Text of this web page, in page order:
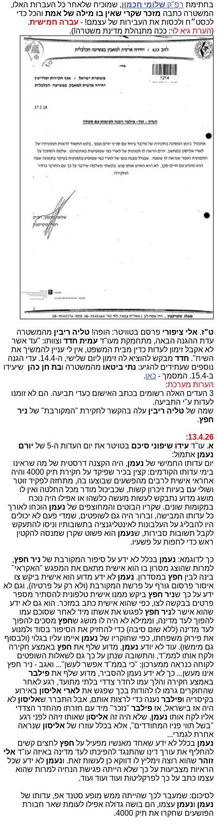
בחתימת רפ"ק שלומי חכמון, שמוכיח שלאחר כל העברות האלו,
המשטרה כתבה מזכר שקרי שאין בו מילה של אמת והכל כדי
לכסט״ח ולכסות את העבירות של עצמם! - עברה חמישית.
(הערת גיא לוי: ככה מתנהלת מדינת משטרה!).
ט"ז. אלי ציפורי פרסם בטוויטר: הופה! טליה ריבין מהמשטרה
עדת ההגנה הבאה, מתחמקת מעו"ד עמית חדד וצוותו: "עד אשר
לא אקבל זימון לעדות כדין מבית המשפט, אין לי עניין להמשיך את
השיח". חדד
מבקש להוציא לה זימון ליום שלישי, ה-14.4. עדי הגנה
נוספים שעתידים להגיע: נתי ביטאו מהמשטרה ובת חן כהן שיעידו
ב-15.4. המסמך -
כאן.
הערות מערכת:
3 העדים האלה רשומים בכתב האישום כעדי תביעה. הם לא זומנו
לעדות ע"י התביעה.
שמה של טליה ריבין עלה בהקשר לחקירת "המקורבת" של ניר
חפץ.
13.4.26
:
א. עו"ד עידו שיפוני סיכם בטויטר את יום העדות ה-5 של
יורם
נעמן אתמול:
יום עדותו החמישי של נעמן, היה הקצנה דרסטית של מה שראינו
בימי עדותו הקודמים: קצין בכיר שפיקד על חקירת תיק 4000 והיה
אחראי אישית לרבים מהפשעים שבוצעו בה, מתחזה לפקיד זוטר
ושולי עם בעיות זיכרון קשות, שכביכול מודר מכל החלטה ואין לו
מושג מדוע נתבקש לעשות מעשה כלשהו או אפילו היה נוכח
במקומות שונים. שקריו הבוטים והמחוצפים של נעמן הוכחו לאורך
כל עדותו המבישה, וברור היה גם לשופטים, שמדי פעם לא יכולים
היו להבליג על העלבונות לאינטליגנציה בתשובותיו וניסו להתעקש
לקבל תשובות סבירות, שנעמן הוא פשוט שקרן שמנסה להקטין
ראש כדי לחפות על פשעיו.
כך לדוגמא: נעמן בכלל לא ידע על סיפור המקורבת של ניר חפץ,
למרות שהוצג מסרון בו הוא אישית מתאם את המפגש "האקראי"
בינה לבין חפץ במסדרון. נעמן לא ידע מדוע הוא אישית ביקש צו
איסור פרסום גורף על פרשת המקורבת (ולא רק על פרטיה), וגם לא
ידע על כך שניר חפץ ביקש ממנו אישית טלפונית להסתיר מספר
פרטים בבקשה לצו, כפי שהוא אישית כתב במזכר. הוא גם לא ידע
שהוא אישר לניר חפץ לפגוש את אשתו מיד לאחר שסוכם עמו
להפוך לעד מדינה, וממילא לא היה לו מושג שחפץ מסכים להפוך
לעד מדינה (ללא שום סיבה) כדי להחזיק את הסיפור בסוד ולמנוע
את פירוק משפחתו, כפי שחוקריו של נעמן איימו עליו בגלוי (ולבסוף
גם מימשו). עוד לא יודע נעמן, מדוע שלף את חפץ באמצע חקירה
ולקח אותו לממ"ד, והתשובה שנתן על כך גם לשאלות השופטים
לקוחה כנראה ממערכון: "כי בממ"ד אפשר לעשן"... ואגב - ניר חפץ
אינו מעשן... כך לא ידע נעמן להסביר, מדוע שלף את פילבר
באמצע חקירה והלך עמו לחדר צדדי בלתי מתועד, רגע לאחר
שהחוקרים גרמו לו להודות בכך שפגש את לארי אליסון באירוע
בקיסריה ופילבר נענה כדי לרצות אותם, אבל התברר שאליסון לא
היה אז בישראל, אז פילבר "נזכר" מיד עם חזרתו מהחדר הצדדי
אליו לקח אותו נעמן, שלא היה זה אליסון שאותו זיהה לפני רגע
"בשל תווי פניו המחודדים", אלא בכלל עוזרו של אליסון שנראה
אחרת לגמרי...
נעמן בכלל לא ידע שאחד מאנשיו מפעיל על חפץ לחצים קשים
להחליף את עורך דינו שהתנגד להפיכתו לעד מדינה באיזה עו"ד אלי
זוהר שהוא רוצה וימליץ לו דווקא כן לעשות זאת. ונעמן לא ידע שכל
הראיות מצביעות על כך שלא הייתה פגישת הנחיה למרות שהוא
עצמו כתב על כך לפרקליטות ועוד ועוד ועוד.
לסיכום: שמעבר לכך שהייתה ממש מופע סטנד אפ, עדותו של
נעמן ונעמן עצמו, הם בושה גדולה אפילו לעומת שאר חבורת
הפושעים שחקרו את תיק 4000.